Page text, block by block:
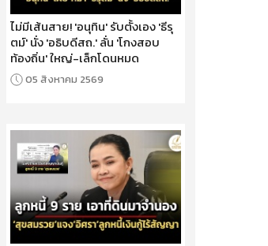
ไม่มีเส้นสาย! 'อนุทิน' รับตั้งเอง 'ธีรุ
ตม์' นั่ง 'อธิบดีสถ.' ลั่น 'โกงสอบ
ท้องถิ่น' ใหญ่-เล็กโดนหมด
05 สิงหาคม 2569